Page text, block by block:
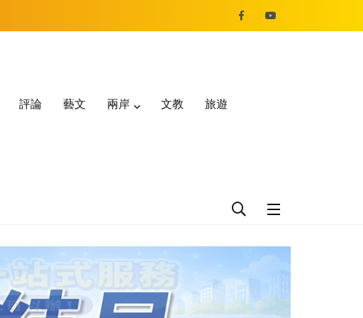
評論 藝文 兩岸 文教 旅遊